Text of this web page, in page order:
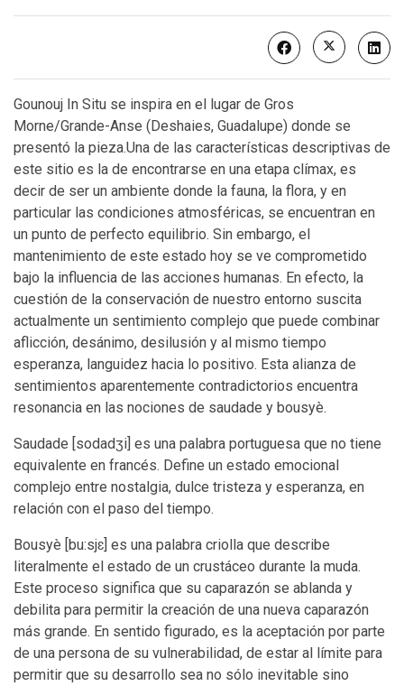
Gounouj In Situ se inspira en el lugar de Gros
Morne/Grande-Anse (Deshaies, Guadalupe) donde se
presentó la pieza.Una de las características descriptivas de
este sitio es la de encontrarse en una etapa clímax, es
decir de ser un ambiente donde la fauna, la flora, y en
particular las condiciones atmosféricas, se encuentran en
un punto de perfecto equilibrio. Sin embargo, el
mantenimiento de este estado hoy se ve comprometido
bajo la influencia de las acciones humanas. En efecto, la
cuestión de la conservación de nuestro entorno suscita
actualmente un sentimiento complejo que puede combinar
aflicción, desánimo, desilusión y al mismo tiempo
esperanza, languidez hacia lo positivo. Esta alianza de
sentimientos aparentemente contradictorios encuentra
resonancia en las nociones de saudade y bousyè.
Saudade [sodadʒi] es una palabra portuguesa que no tiene
equivalente en francés. Define un estado emocional
complejo entre nostalgia, dulce tristeza y esperanza, en
relación con el paso del tiempo.
Bousyè [bu:sjɛ] es una palabra criolla que describe
literalmente el estado de un crustáceo durante la muda.
Este proceso significa que su caparazón se ablanda y
debilita para permitir la creación de una nueva caparazón
más grande. En sentido figurado, es la aceptación por parte
de una persona de su vulnerabilidad, de estar al límite para
permitir que su desarrollo sea no sólo inevitable sino